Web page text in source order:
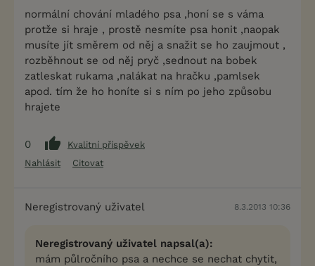
normální chování mladého psa ,honí se s váma
protže si hraje , prostě nesmíte psa honit ,naopak
musíte jít směrem od něj a snažit se ho zaujmout ,
rozběhnout se od něj pryč ,sednout na bobek
zatleskat rukama ,nalákat na hračku ,pamlsek
apod. tím že ho honíte si s ním po jeho způsobu
hrajete
0
Kvalitní příspěvek
Nahlásit
Citovat
Neregistrovaný uživatel 8.3.2013 10:36
Neregistrovaný uživatel napsal(a):
mám půlročního psa a nechce se nechat chytit,